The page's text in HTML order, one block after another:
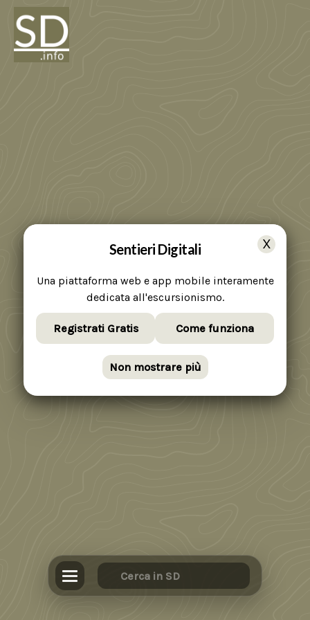
Sentieri Digitali
Una piattaforma web e app mobile interamente
dedicata all'escursionismo.
Registrati Gratis Come funziona
Non mostrare più